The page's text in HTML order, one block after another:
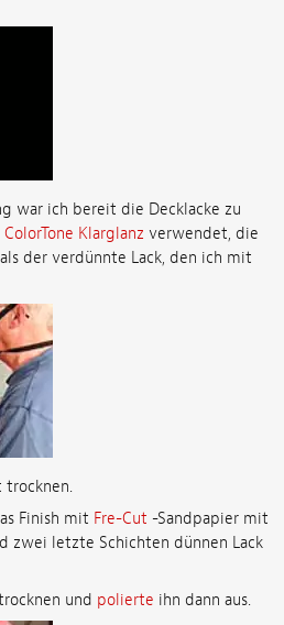
war ich bereit die Decklacke zu
ColorTone Klarglanz verwendet, die
der verdünnte Lack, den ich mit
trocknen.
Finish mit Fre-Cut -Sandpapier mit
zwei letzte Schichten dünnen Lack
und polierte ihn dann aus.